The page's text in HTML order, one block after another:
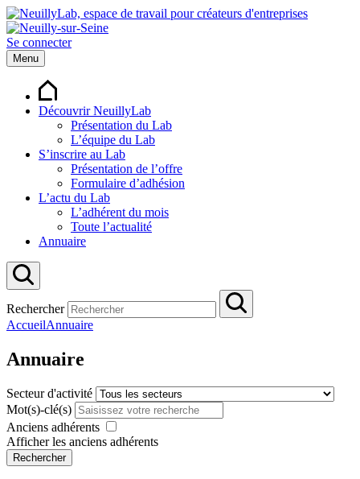
Se connecter
Menu
Découvrir NeuillyLab
Présentation du Lab
L’équipe du Lab
S’inscrire au Lab
Présentation de l’offre
Formulaire d’adhésion
L’actu du Lab
L’adhérent du mois
Toute l’actualité
Annuaire
Rechercher
AccueilAnnuaire
Annuaire
Secteur d'activité
Mot(s)-clé(s)
Anciens adhérents
Afficher les anciens adhérents
Rechercher